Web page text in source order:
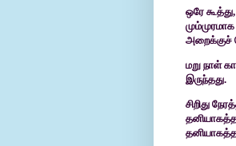
ஒரே கூத்து,
அறைக்குச்
மறு நாள்
இருந்தது.
சிறிது